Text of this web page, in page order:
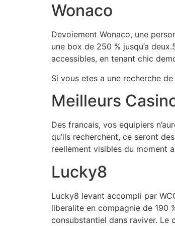
Wonaco
Devoiement Wonaco, une
une box de 250 % jusqu’a
accessibles, en tenant chic
Si vous etes a une recherche
Meilleurs
Des francais, vos equipiers
qu’ils recherchent, ce seront
reellement visibles du moment
Lucky8
Lucky8 levant accompli par
liberalite en compagnie de 190
consubstantiel dans raviver.